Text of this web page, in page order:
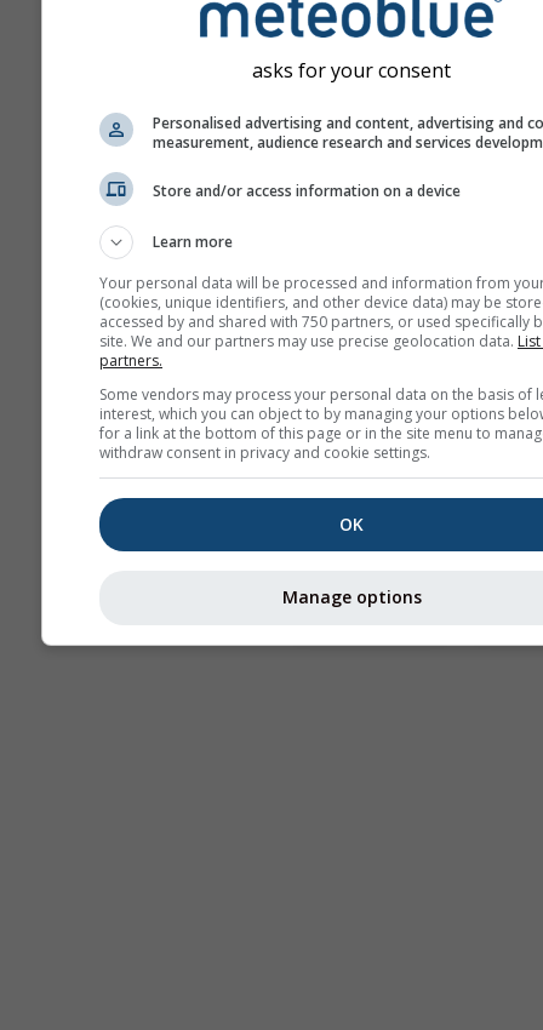
Tahmin „ensemble"
daha hassas ölçmek için
başlangıç
fazla model çalıştırılır.
Mevsimlik
Tahmin
Seeing
asks for your consent
Personalised advertising and content, advertising and
measurement, audience research and services
Store and/or access information on a device
Learn more
Your personal data will be processed and information from
(cookies, unique identifiers, and other device data) may be
accessed by and shared with 750 partners, or used specifically
site. We and our partners may use precise geolocation data.
partners.
Some vendors may process your personal data on the basis of
interest, which you can object to by managing your options
for a link at the bottom of this page or in the site menu to
withdraw consent in privacy and cookie settings.
OK
Manage options